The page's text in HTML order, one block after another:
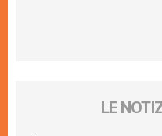
LE